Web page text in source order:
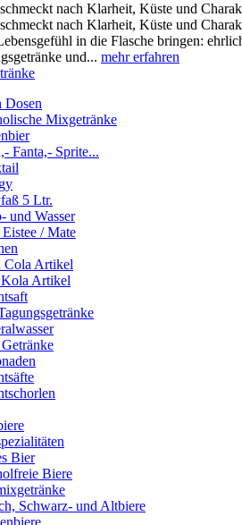
nach Klarheit, Küste und
nach Klarheit, Küste und
in die Flasche bringen:
und... mehr erfahren
Dosen
Mixgetränke
Fanta,- Sprite...
5 Ltr.
und Wasser
Eistee / Mate
Cola Artikel
Artikel
Bier
Biere
Schwarz- und Altbiere